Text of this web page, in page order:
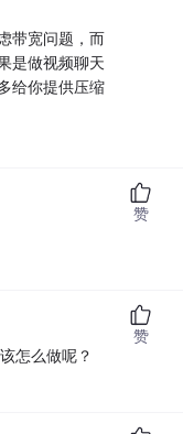
带宽问题，而
是做视频聊天
给你提供压缩
赞
怎么做呢？
赞